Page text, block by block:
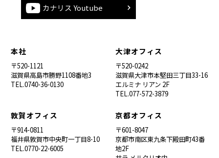
カナリス Youtube
本社
〒520-1121
滋賀県高島市勝野1108番地3
TEL.0740-36-0130
大津オフィス
〒520-0242
滋賀県大津市本堅田三丁目33-16
エルミナ リアン 2F
TEL.077-572-3879
敦賀オフィス
〒914-0811
福井県敦賀市中央町一丁目8-10
TEL.0770-22-6005
京都オフィス
〒601-8047
京都市南区東九条下殿田町43番
地2F